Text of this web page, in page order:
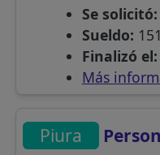
Se solicitó:
Sueldo:
Finalizó el:
Más
Piura